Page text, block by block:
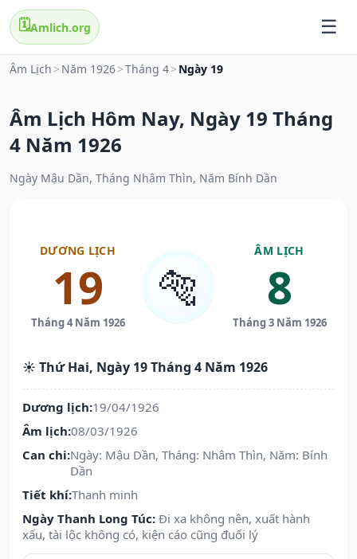
🗓️Amlich.org
Âm Lịch > Năm 1926>Tháng 4> Ngày 19
Âm Lịch Hôm Nay, Ngày 19 Tháng
4 Năm 1926
Ngày Mậu Dần, Tháng Nhâm Thìn, Năm Bính Dần
DƯƠNG LỊCH
19
Tháng 4 Năm 1926
🐅
ÂM LỊCH
8
Tháng 3 Năm 1926
☀️ Thứ Hai, Ngày 19 Tháng 4 Năm 1926
Dương lịch:19/04/1926
Âm lịch:08/03/1926
Can chi:Ngày: Mậu Dần, Tháng: Nhâm Thìn, Năm: Bính
Dần
Tiết khí:Thanh minh
Ngày Thanh Long Túc: Đi xa không nên, xuất hành
xấu, tài lộc không có, kiện cáo cũng đuối lý